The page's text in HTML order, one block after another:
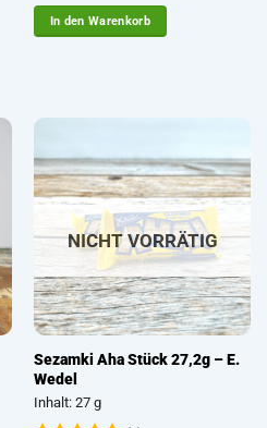
war:
34,65 €
ist:
26,99 €.
In den Warenkorb
NICHT VORRÄTIG
Sezamki Aha Stück 27,2g – E.
Wedel
Inhalt: 27 g